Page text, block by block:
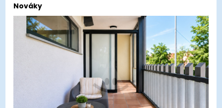
Nováky